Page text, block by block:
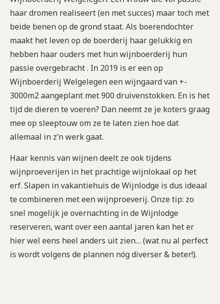
haar dromen realiseert (en met succes) maar toch met
beide benen op de grond staat. Als boerendochter
maakt het leven op de boerderij haar gelukkig en
hebben haar ouders met hun wijnboerderij hun
passie overgebracht . In 2019 is er een op
Wijnboerderij Welgelegen een wijngaard van +-
3000m2 aangeplant met 900 druivenstokken. En is het
tijd de dieren te voeren? Dan neemt ze je koters graag
mee op sleeptouw om ze te laten zien hoe dat
allemaal in z’n werk gaat.
Haar kennis van wijnen deelt ze ook tijdens
wijnproeverijen in het prachtige wijnlokaal op het
erf. Slapen in vakantiehuis de Wijnlodge is dus ideaal
te combineren met een wijnproeverij. Onze tip: zo
snel mogelijk je overnachting in de Wijnlodge
reserveren, want over een aantal jaren kan het er
hier wel eens heel anders uit zien… (wat nu al perfect
is wordt volgens de plannen nóg diverser & beter!).